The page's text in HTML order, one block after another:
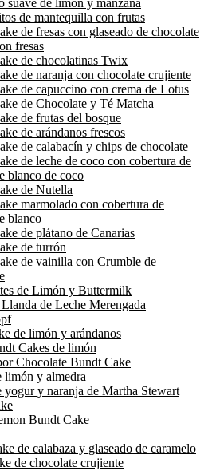
suave de limón y manzana
de mantequilla con frutas
de fresas con glaseado de chocolate
fresas
de chocolatinas Twix
de naranja con chocolate crujiente
de capuccino con crema de Lotus
de Chocolate y Té Matcha
de frutas del bosque
de arándanos frescos
de calabacín y chips de chocolate
de leche de coco con cobertura de
blanco de coco
de Nutella
marmolado con cobertura de
blanco
de plátano de Canarias
de turrón
de vainilla con Crumble de
de Limón y Buttermilk
de Leche Merengada
de limón y arándanos
Cakes de limón
Chocolate Bundt Cake
limón y almedra
yogur y naranja de Martha Stewart
Bundt Cake
de calabaza y glaseado de caramelo
de chocolate crujiente